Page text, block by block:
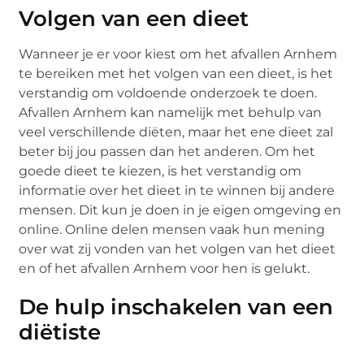
Volgen van een dieet
Wanneer je er voor kiest om het afvallen Arnhem
te bereiken met het volgen van een dieet, is het
verstandig om voldoende onderzoek te doen.
Afvallen Arnhem kan namelijk met behulp van
veel verschillende diëten, maar het ene dieet zal
beter bij jou passen dan het anderen. Om het
goede dieet te kiezen, is het verstandig om
informatie over het dieet in te winnen bij andere
mensen. Dit kun je doen in je eigen omgeving en
online. Online delen mensen vaak hun mening
over wat zij vonden van het volgen van het dieet
en of het afvallen Arnhem voor hen is gelukt.
De hulp inschakelen van een
diëtiste